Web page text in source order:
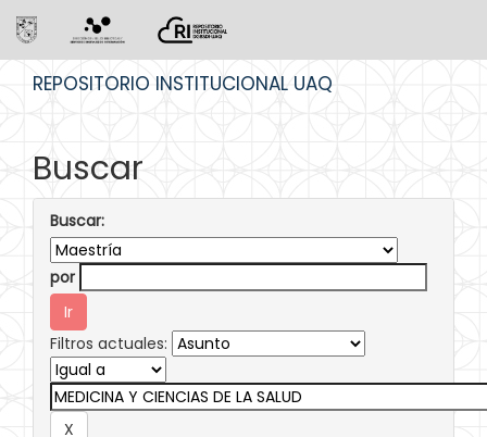
REPOSITORIO INSTITUCIONAL UAQ
Buscar
Buscar:
por
Filtros actuales: